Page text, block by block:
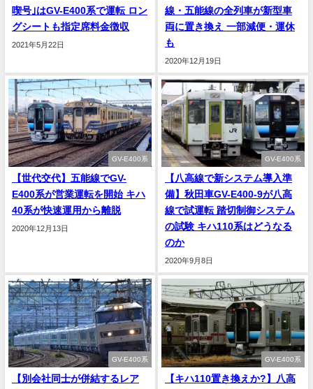
喫号｣はGV-E400系で運転 ロン
グシートも指定席料金徴収
2021年5月22日
線・五能線の全列車が新型車
両に置き換え 一部減便・運休
も
2020年12月19日
GV-E400系
【世代交代】五能線でGV-
E400系が営業運転を開始 キハ
40系が快速運用から離脱
2020年12月13日
GV-E400系
【八高線で新システム導入準
備】秋田車GV-E400-9が八高
線で試運転 踏切制御システム
の試験 キハ110系はどうなる
のか
2020年9月8日
GV-E400系
【別会社同士が併結するレア
GV-E400系
【キハ110置き換えか?】八高